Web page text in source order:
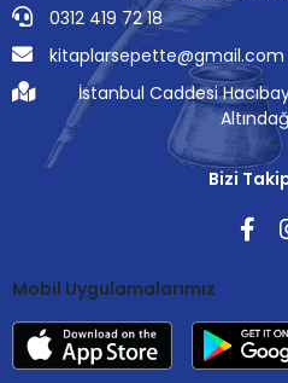
0312 419 72 18
kitaplarsepette@gmail.com
İstanbul Caddesi
Bizi
Mobil Uygulamalarımız